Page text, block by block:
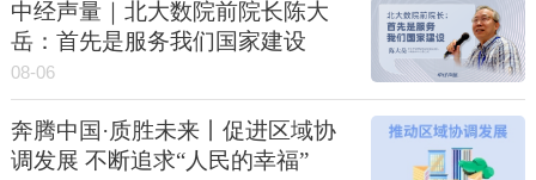
中经声量｜北大数院前院长陈大
岳：首先是服务我们国家建设
08-06
奔腾中国·质胜未来丨促进区域协
调发展 不断追求“人民的幸福”